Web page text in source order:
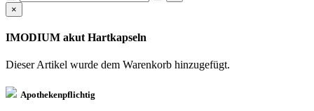
×
IMODIUM akut Hartkapseln
Dieser Artikel wurde dem Warenkorb hinzugefügt.
Apothekenpflichtig